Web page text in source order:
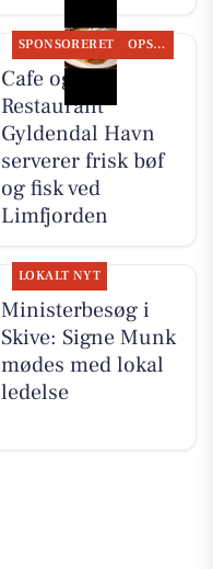
SPONSORERET OPSLAGSTAVLEN
Cafe og
Restaurant
Gyldendal Havn
serverer frisk bøf
og fisk ved
Limfjorden
LOKALT NYT
Ministerbesøg i
Skive: Signe Munk
mødes med lokal
ledelse